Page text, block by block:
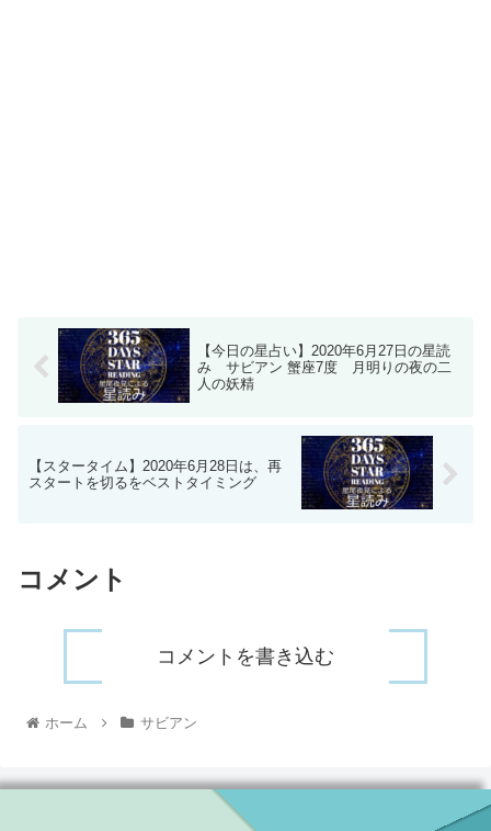
【今日の星占い】2020年6月27日の星読
み サビアン 蟹座7度 月明りの夜の二
人の妖精
【スタータイム】2020年6月28日は、再
スタートを切るをベストタイミング
コメント
コメントを書き込む
ホーム サビアン